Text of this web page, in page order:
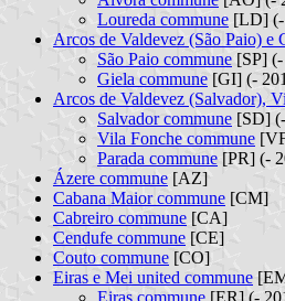
Loureda commune [LD] (-
Arcos de Valdevez (São Paio) e
São Paio commune [SP]
Giela commune [GI] (-
Arcos de Valdevez (Salvador),
Salvador commune [SD]
Vila Fonche commune
Parada commune [PR] (-
Ázere commune [AZ]
Cabana Maior commune [CM]
Cabreiro commune [CA]
Cendufe commune [CE]
Couto commune [CO]
Eiras e Mei united commune
Eiras commune [ER] (-